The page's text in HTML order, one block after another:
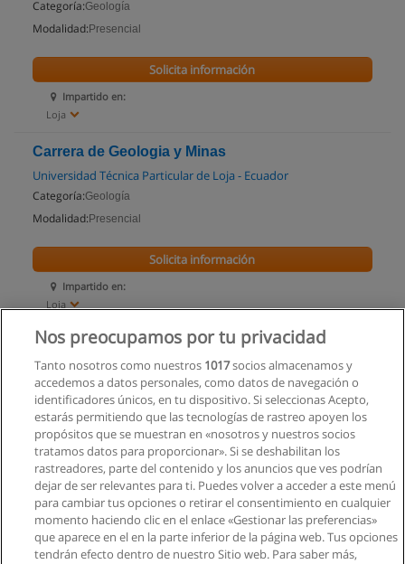
Categoría:Geología
Modalidad: Presencial
Impartido en:
Loja
Solicita información
Carrera de Geologia y Minas
Universidad Técnica Particular de Loja - Ecuador
Categoría:Geología
Modalidad: Presencial
Impartido en:
Loja
Solicita información
Nos preocupamos por tu privacidad
Tanto nosotros como nuestros 1017socios almacenamos y
accedemos a datos personales, como datos de navegación o
identificadores únicos, en tu dispositivo. Si seleccionas Acepto,
estarás permitiendo que las tecnologías de rastreo apoyen los
propósitos que se muestran en «nosotros y nuestros socios
tratamos datos para proporcionar». Si se deshabilitan los
rastreadores, parte del contenido y los anuncios que ves podrían
dejar de ser relevantes para ti. Puedes volver a acceder a este menú
para cambiar tus opciones o retirar el consentimiento en cualquier
momento haciendo clic en el enlace «Gestionar las preferencias»
que aparece en el en la parte inferior de la página web. Tus opciones
tendrán efecto dentro de nuestro Sitio web. Para saber más,